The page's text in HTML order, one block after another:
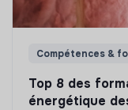
Compétences &
Top 8 des
énergétique